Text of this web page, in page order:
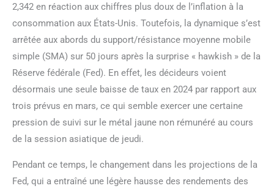
2,342 en réaction aux chiffres plus doux de l’inflation à la
consommation aux États-Unis. Toutefois, la dynamique s’est
arrêtée aux abords du support/résistance moyenne mobile
simple (SMA) sur 50 jours après la surprise « hawkish » de la
Réserve fédérale (Fed). En effet, les décideurs voient
désormais une seule baisse de taux en 2024 par rapport aux
trois prévus en mars, ce qui semble exercer une certaine
pression de suivi sur le métal jaune non rémunéré au cours
de la session asiatique de jeudi.
Pendant ce temps, le changement dans les projections de la
Fed, qui a entraîné une légère hausse des rendements des